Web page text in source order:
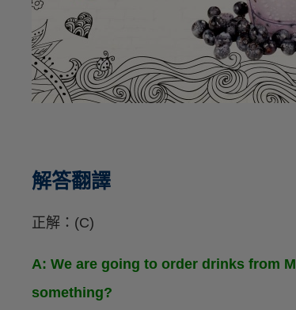
解答翻譯
正解：(C)
A: We are going to order drinks from
something?